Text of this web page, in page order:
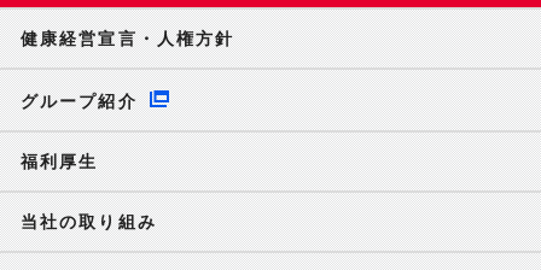
健康経営宣言・人権方針
グループ紹介
福利厚生
当社の取り組み